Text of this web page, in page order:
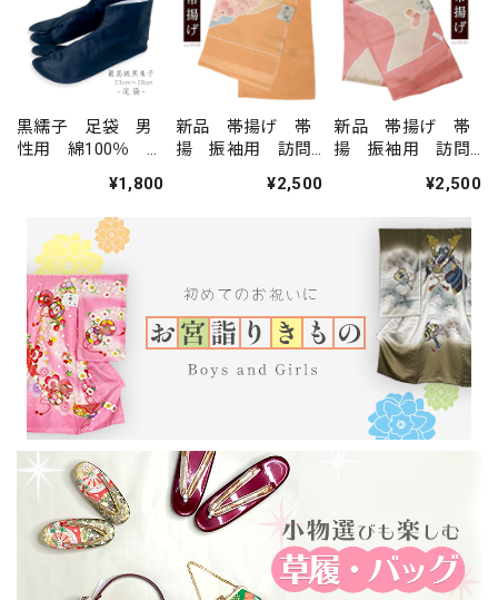
黒繻子 足袋 男
性用 綿100％
¥1,800
新品 帯揚げ 帯
揚 振袖用 訪問
100％ オレンジ 橙
¥2,500
新品 帯揚げ 帯
揚 振袖用 訪問
100％ 桜 花柄 鞠
¥2,500